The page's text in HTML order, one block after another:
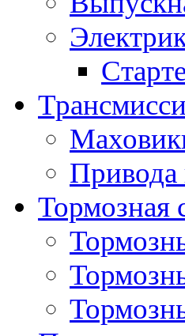
Тормозная